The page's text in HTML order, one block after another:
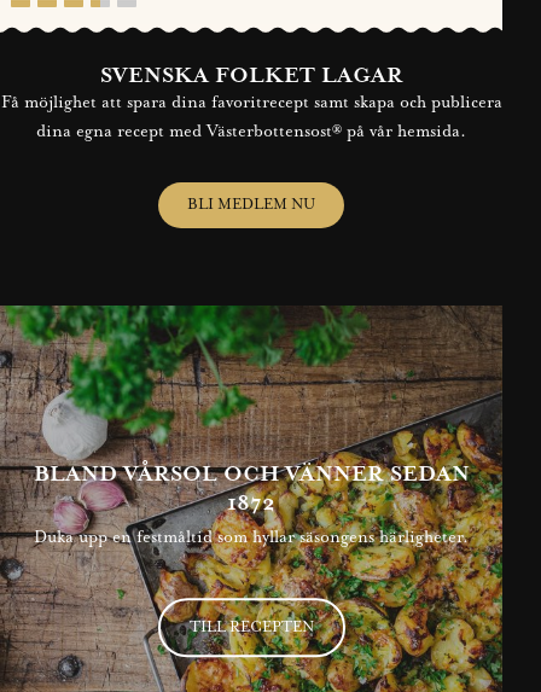
SVENSKA FOLKET LAGAR
Få möjlighet att spara dina favoritrecept samt skapa och publicera
dina egna recept med Västerbottensost® på vår hemsida.
BLI MEDLEM NU
BLAND VÅRSOL OCH VÄNNER SEDAN
1872
Duka upp en festmåltid som hyllar säsongens härligheter.
TILL RECEPTEN